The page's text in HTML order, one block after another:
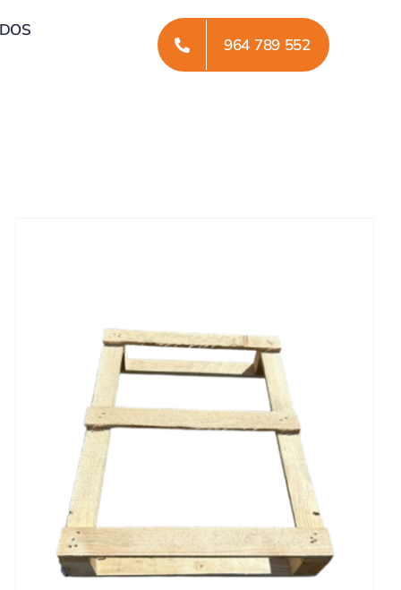
964 789 552